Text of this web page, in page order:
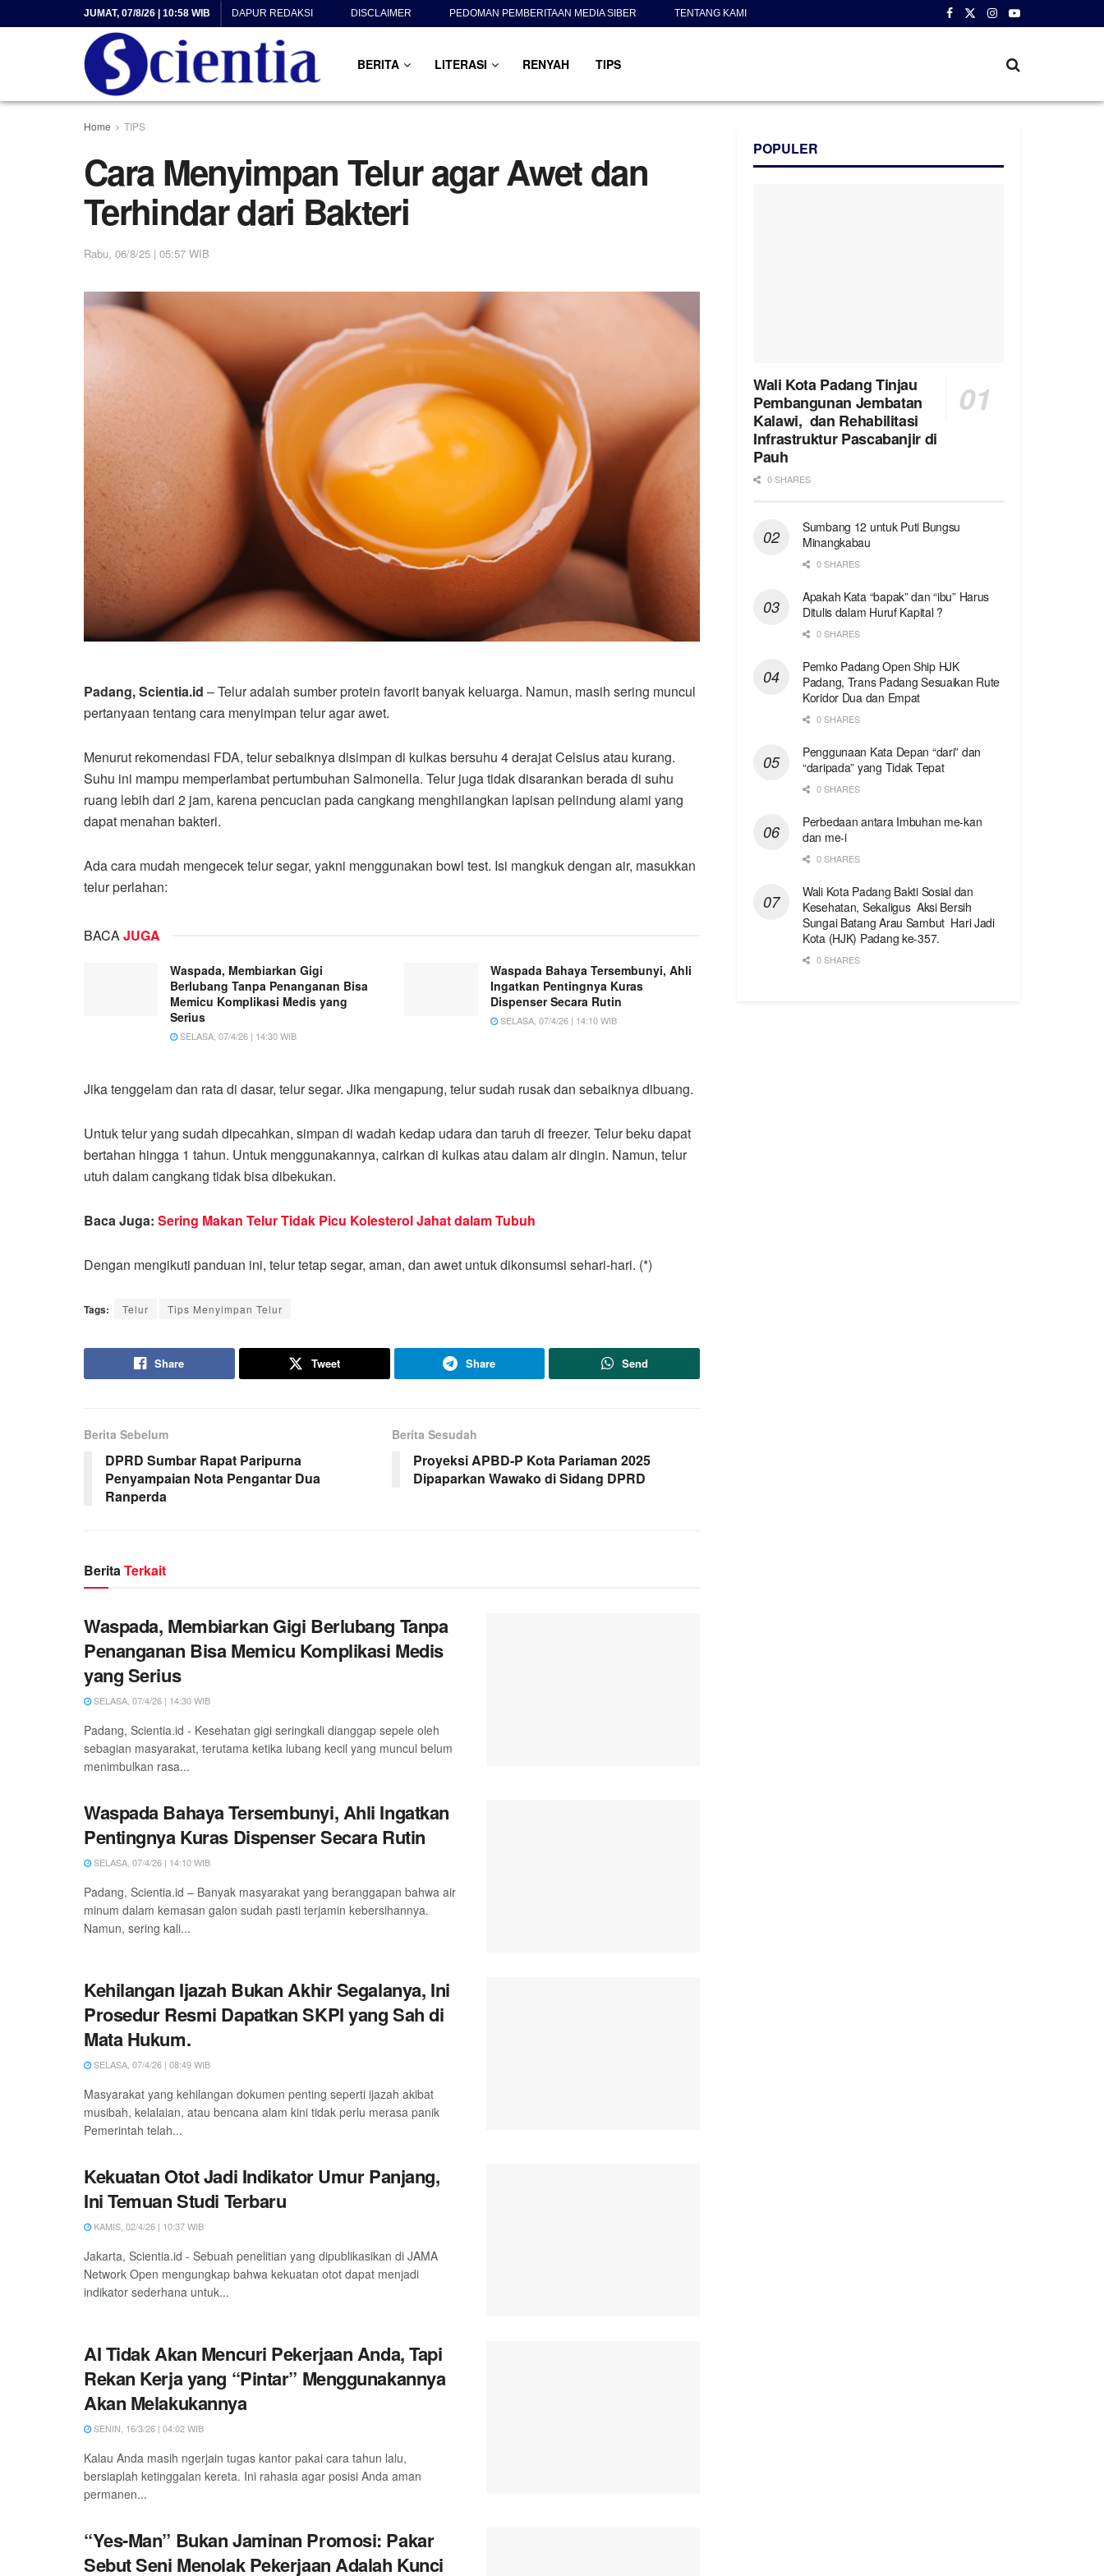
JUMAT, 07/8/26 | 10:58 WIB DAPUR REDAKSI DISCLAIMER PEDOMAN PEMBERITAAN MEDIA SIBER TENTANG KAMI
BERITA LITERASI RENYAH TIPS
Home TIPS
Cara Menyimpan Telur agar Awet dan
Terhindar dari Bakteri
Rabu, 06/8/25 | 05:57 WIB
Padang, Scientia.id – Telur adalah sumber protein favorit banyak keluarga. Namun, masih sering muncul
pertanyaan tentang cara menyimpan telur agar awet.
Menurut rekomendasi FDA, telur sebaiknya disimpan di kulkas bersuhu 4 derajat Celsius atau kurang.
Suhu ini mampu memperlambat pertumbuhan Salmonella. Telur juga tidak disarankan berada di suhu
ruang lebih dari 2 jam, karena pencucian pada cangkang menghilangkan lapisan pelindung alami yang
dapat menahan bakteri.
Ada cara mudah mengecek telur segar, yakni menggunakan bowl test. Isi mangkuk dengan air, masukkan
telur perlahan:
BACAJUGA
Waspada, Membiarkan Gigi
Berlubang Tanpa Penanganan Bisa
Memicu Komplikasi Medis yang
Serius
SELASA, 07/4/26 | 14:30 WIB
Waspada Bahaya Tersembunyi, Ahli
Ingatkan Pentingnya Kuras
Dispenser Secara Rutin
SELASA, 07/4/26 | 14:10 WIB
Jika tenggelam dan rata di dasar, telur segar. Jika mengapung, telur sudah rusak dan sebaiknya dibuang.
Untuk telur yang sudah dipecahkan, simpan di wadah kedap udara dan taruh di freezer. Telur beku dapat
bertahan hingga 1 tahun. Untuk menggunakannya, cairkan di kulkas atau dalam air dingin. Namun, telur
utuh dalam cangkang tidak bisa dibekukan.
Baca Juga: Sering Makan Telur Tidak Picu Kolesterol Jahat dalam Tubuh
Dengan mengikuti panduan ini, telur tetap segar, aman, dan awet untuk dikonsumsi sehari-hari. (*)
Tags: Telur Tips Menyimpan Telur
Share Tweet Share Send
Berita Sebelum
DPRD Sumbar Rapat Paripurna
Penyampaian Nota Pengantar Dua
Ranperda
Berita Sesudah
Proyeksi APBD-P Kota Pariaman 2025
Dipaparkan Wawako di Sidang DPRD
BeritaTerkait
Waspada, Membiarkan Gigi Berlubang Tanpa
Penanganan Bisa Memicu Komplikasi Medis
yang Serius
SELASA, 07/4/26 | 14:30 WIB
Padang, Scientia.id - Kesehatan gigi seringkali dianggap sepele oleh
sebagian masyarakat, terutama ketika lubang kecil yang muncul belum
menimbulkan rasa...
Waspada Bahaya Tersembunyi, Ahli Ingatkan
Pentingnya Kuras Dispenser Secara Rutin
SELASA, 07/4/26 | 14:10 WIB
Padang, Scientia.id – Banyak masyarakat yang beranggapan bahwa air
minum dalam kemasan galon sudah pasti terjamin kebersihannya.
Namun, sering kali...
Kehilangan Ijazah Bukan Akhir Segalanya, Ini
Prosedur Resmi Dapatkan SKPI yang Sah di
Mata Hukum.
SELASA, 07/4/26 | 08:49 WIB
Masyarakat yang kehilangan dokumen penting seperti ijazah akibat
musibah, kelalaian, atau bencana alam kini tidak perlu merasa panik
Pemerintah telah...
Kekuatan Otot Jadi Indikator Umur Panjang,
Ini Temuan Studi Terbaru
KAMIS, 02/4/26 | 10:37 WIB
Jakarta, Scientia.id - Sebuah penelitian yang dipublikasikan di JAMA
Network Open mengungkap bahwa kekuatan otot dapat menjadi
indikator sederhana untuk...
AI Tidak Akan Mencuri Pekerjaan Anda, Tapi
Rekan Kerja yang “Pintar” Menggunakannya
Akan Melakukannya
SENIN, 16/3/26 | 04:02 WIB
Kalau Anda masih ngerjain tugas kantor pakai cara tahun lalu,
bersiaplah ketinggalan kereta. Ini rahasia agar posisi Anda aman
permanen...
“Yes-Man” Bukan Jaminan Promosi: Pakar
Sebut Seni Menolak Pekerjaan Adalah Kunci
POPULER
Wali Kota Padang Tinjau
Pembangunan Jembatan
Kalawi, dan Rehabilitasi
Infrastruktur Pascabanjir di
Pauh
0 SHARES
Sumbang 12 untuk Puti Bungsu
Minangkabau
0 SHARES
Apakah Kata “bapak” dan “ibu” Harus
Ditulis dalam Huruf Kapital ?
0 SHARES
Pemko Padang Open Ship HJK
Padang, Trans Padang Sesuaikan Rute
Koridor Dua dan Empat
0 SHARES
Penggunaan Kata Depan “dari” dan
“daripada” yang Tidak Tepat
0 SHARES
Perbedaan antara Imbuhan me-kan
dan me-i
0 SHARES
Wali Kota Padang Bakti Sosial dan
Kesehatan, Sekaligus Aksi Bersih
Sungai Batang Arau Sambut Hari Jadi
Kota (HJK) Padang ke-357.
0 SHARES